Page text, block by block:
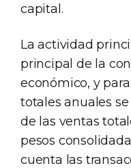
capital.
La actividad
principal de la
económico, y
totales anuales
de las ventas
pesos
cuenta las